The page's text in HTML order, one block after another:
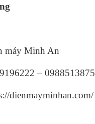
Minh An
– 0988513875